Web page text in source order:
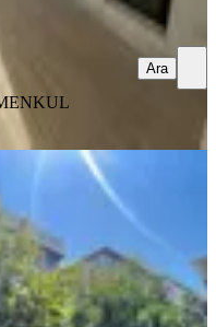
Ara
Maltepe Atatürk
Kiralık
giriş·07.08.2026